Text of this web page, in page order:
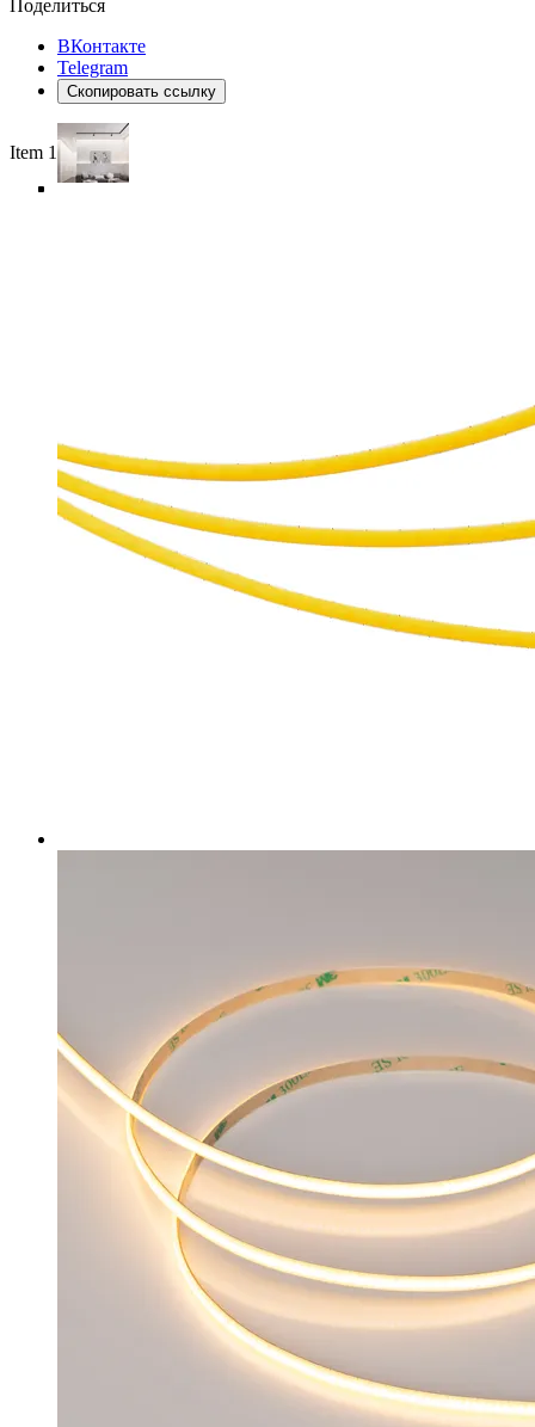
Поделиться
ВКонтакте
Telegram
Скопировать ссылку
Item 1 of 6